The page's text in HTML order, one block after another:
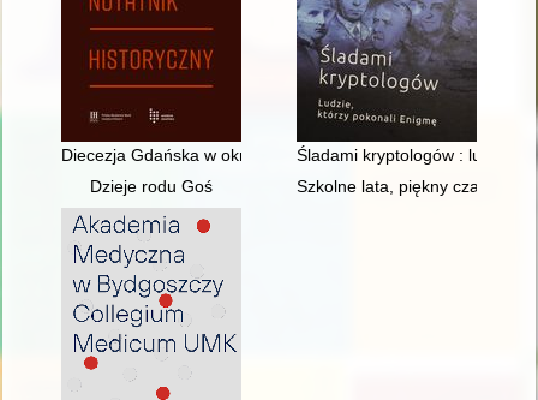
Diecezja Gdańska w okresie komunizmu (1945-1989) -
Śladami kryptologów : ludzie,
Dzieje rodu Goś
Szkolne lata, piękny czas...